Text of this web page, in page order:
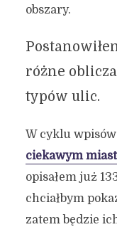
obszary.
różne
typów ulic.
W cyklu wpisów
ciekawym
opisałem już
chciałbym
zatem będzie